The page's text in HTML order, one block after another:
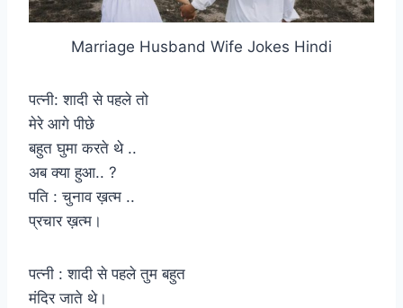
Marriage Husband Wife Jokes Hindi
पत्नी: शादी से पहले तो
मेरे आगे पीछे
बहुत घुमा करते थे ..
अब क्या हुआ.. ?
पति : चुनाव ख़त्म ..
प्रचार ख़त्म।
पत्नी : शादी से पहले तुम बहुत
मंदिर जाते थे।